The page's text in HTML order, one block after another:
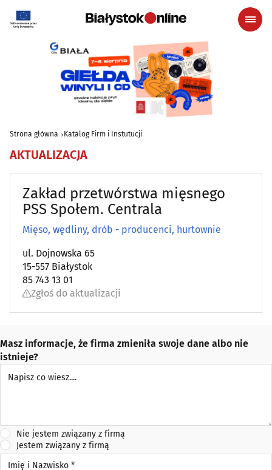
Strona główna Katalog Firm i Instutucji
AKTUALIZACJA
Zakład przetwórstwa mięsnego
PSS Społem. Centrala
Mięso, wędliny, drób - producenci, hurtownie
ul. Dojnowska 65
15-557 Białystok
85 743 13 01
Zgłoś do aktualizacji
Masz informacje, że firma zmieniła swoje dane albo nie
istnieje?
Nie jestem związany z firmą
Jestem związany z firmą
Imię i Nazwisko *